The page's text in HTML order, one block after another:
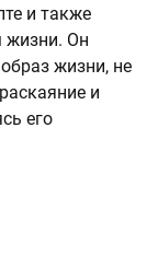
и также
жизни. Он
жизни, не
и
его